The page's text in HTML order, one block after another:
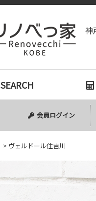
SEARCH
会員ログイン
> ヴェルドール住吉川